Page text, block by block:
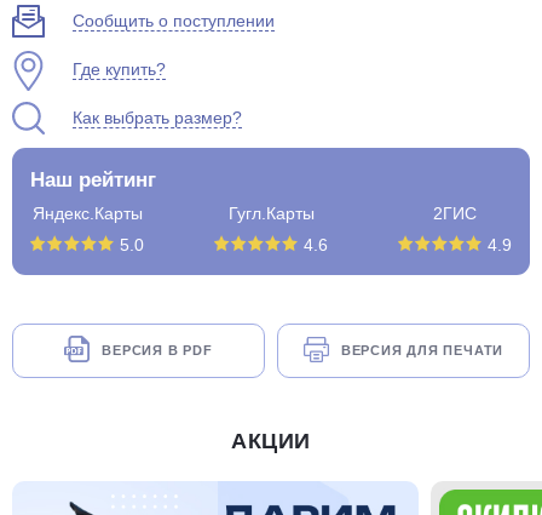
Сообщить о поступлении
Где купить?
Как выбрать размер?
Наш рейтинг
Яндекс.Карты
5.0
Гугл.Карты
4.6
2ГИС
4.9
ВЕРСИЯ В PDF ВЕРСИЯ ДЛЯ ПЕЧАТИ
АКЦИИ